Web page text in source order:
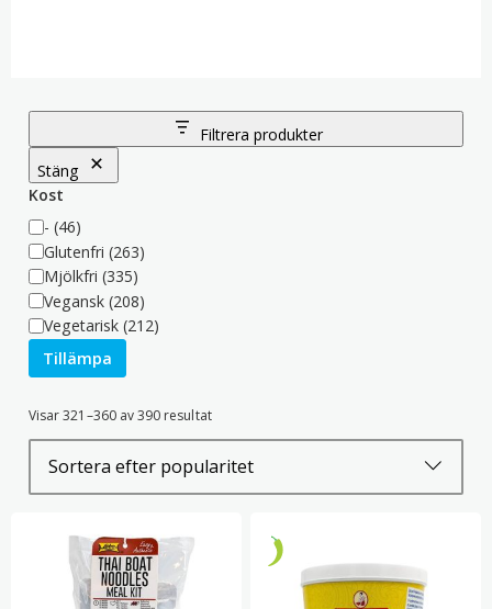
Filtrera produkter
Stäng
Kost
Kost
-(46)
Glutenfri(263)
Mjölkfri(335)
Vegansk(208)
Vegetarisk(212)
Tillämpa
Visar 321–360 av 390 resultatSortera